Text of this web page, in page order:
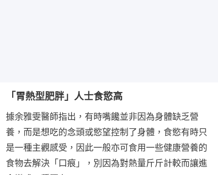
「胃熱型肥胖」人士食慾高
據余雅雯醫師指出，有時嘴饞並非因為身體缺乏營
養，而是想吃的念頭或慾望控制了身體，食慾有時只
是一種主觀感受，因此一般亦可食用一些健康營養的
食物去解決「口痕」，別因為對熱量斤斤計較而讓進